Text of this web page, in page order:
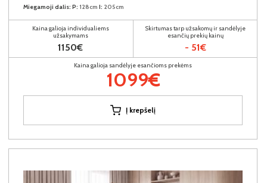
Miegamoji dalis: P: 128cm I: 205cm
Kaina galioja individualiems
užsakymams
1150€
Skirtumas tarp užsakomų ir sandėlyje
esančių prekių kainų
- 51€
Kaina galioja sandėlyje esančioms prekėms
1099€
Į krepšelį